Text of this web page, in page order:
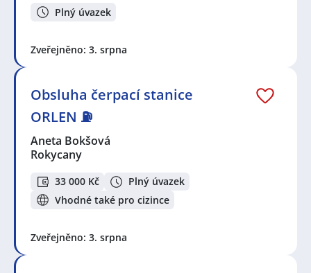
Plný úvazek
Zveřejněno: 3. srpna
Obsluha čerpací stanice
ORLEN ⛽
Aneta Bokšová
Rokycany
33 000 Kč
Plný úvazek
Vhodné také pro cizince
Zveřejněno: 3. srpna